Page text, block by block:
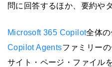
問に回答するほか、要約や
Microsoft 365 Copilot全体の
Copilot Agentsファミリー
サイト・ページ・ファイル